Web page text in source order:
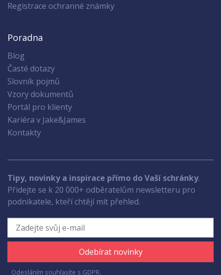
Registrace ochranné známky
Poradna
Blog
Časté dotazy
Slovník pojmů
Vzory dokumentů
Portál pro klienty
Kariéra v Jake&James
Kontakty
Tipy, novinky a inspirace přímo do Vaší schránky.
Přidejte se k 20 000+ odběratelům newsletteru pro
podnikatele, kteří chtějí mít přehled.
Odebírat novinky
Odesláním souhlasíte s GDPR.